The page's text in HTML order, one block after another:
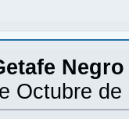
Octubre